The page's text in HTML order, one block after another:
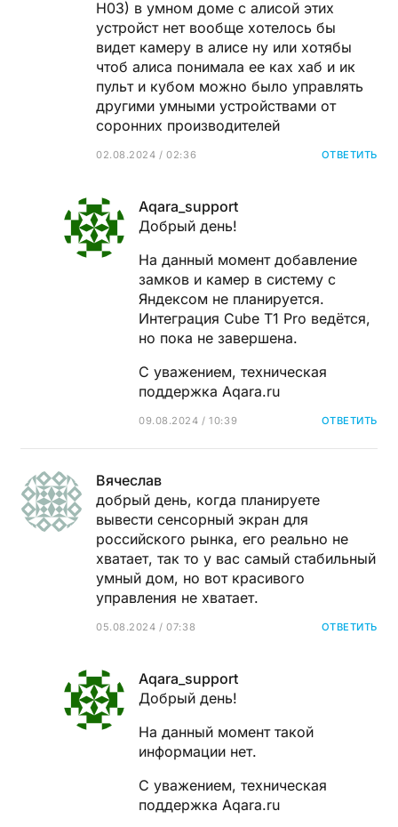
H03) в умном доме с алисой этих
устройст нет вообще хотелось бы
видет камеру в алисе ну или хотябы
чтоб алиса понимала ее ках хаб и ик
пульт и кубом можно было управлять
другими умными устройствами от
соронних производителей
02.08.2024 / 02:36 ОТВЕТИТЬ
Aqara_support
Добрый день!
На данный момент добавление
замков и камер в систему с
Яндексом не планируется.
Интеграция Cube T1 Pro ведётся,
но пока не завершена.
С уважением, техническая
поддержка Aqara.ru
09.08.2024 / 10:39 ОТВЕТИТЬ
Вячеслав
добрый день, когда планируете
вывести сенсорный экран для
российского рынка, его реально не
хватает, так то у вас самый стабильный
умный дом, но вот красивого
управления не хватает.
05.08.2024 / 07:38 ОТВЕТИТЬ
Aqara_support
Добрый день!
На данный момент такой
информации нет.
С уважением, техническая
поддержка Aqara.ru